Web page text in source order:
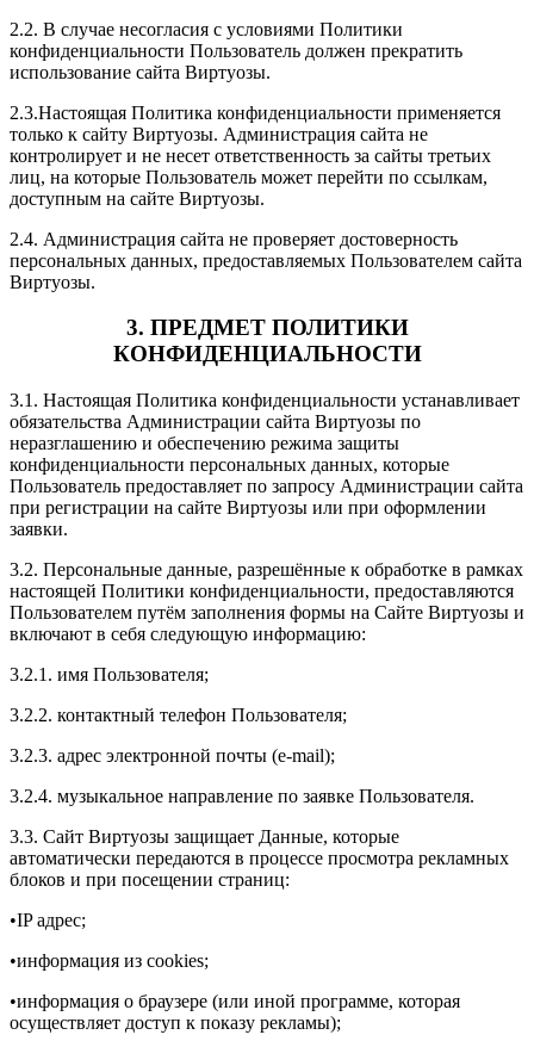
2.2. В случае несогласия с условиями Политики
конфиденциальности Пользователь должен прекратить
использование сайта Виртуозы.
2.3.Настоящая Политика конфиденциальности применяется
только к сайту Виртуозы. Администрация сайта не
контролирует и не несет ответственность за сайты третьих
лиц, на которые Пользователь может перейти по ссылкам,
доступным на сайте Виртуозы.
2.4. Администрация сайта не проверяет достоверность
персональных данных, предоставляемых Пользователем сайта
Виртуозы.
3. ПРЕДМЕТ ПОЛИТИКИ
КОНФИДЕНЦИАЛЬНОСТИ
3.1. Настоящая Политика конфиденциальности устанавливает
обязательства Администрации сайта Виртуозы по
неразглашению и обеспечению режима защиты
конфиденциальности персональных данных, которые
Пользователь предоставляет по запросу Администрации сайта
при регистрации на сайте Виртуозы или при оформлении
заявки.
3.2. Персональные данные, разрешённые к обработке в рамках
настоящей Политики конфиденциальности, предоставляются
Пользователем путём заполнения формы на Сайте Виртуозы и
включают в себя следующую информацию:
3.2.1. имя Пользователя;
3.2.2. контактный телефон Пользователя;
3.2.3. адрес электронной почты (e-mail);
3.2.4. музыкальное направление по заявке Пользователя.
3.3. Сайт Виртуозы защищает Данные, которые
автоматически передаются в процессе просмотра рекламных
блоков и при посещении страниц:
•IP адрес;
•информация из cookies;
•информация о браузере (или иной программе, которая
осуществляет доступ к показу рекламы);